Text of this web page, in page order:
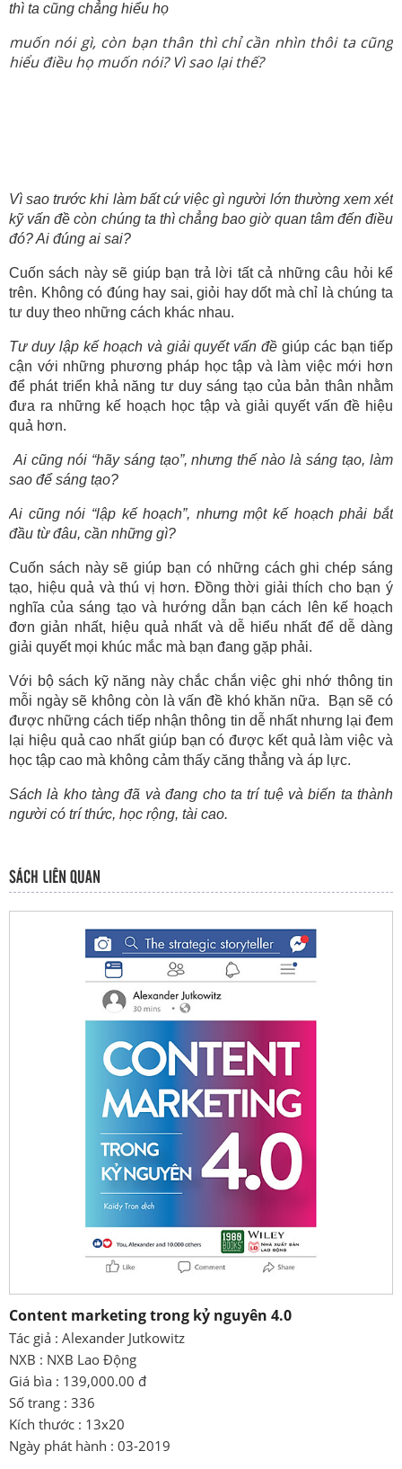
thì ta cũng chẳng hiểu họ
muốn nói gì, còn bạn thân thì chỉ cần nhìn thôi ta cũng
hiểu điều họ muốn nói? Vì sao lại thế?
Vì sao trước khi làm bất cứ việc gì người lớn thường xem xét
kỹ vấn đề còn chúng ta thì chẳng bao giờ quan tâm đến điều
đó? Ai đúng ai sai?
Cuốn sách này sẽ giúp bạn trả lời tất cả những câu hỏi kể
trên. Không có đúng hay sai, giỏi hay dốt mà chỉ là chúng ta
tư duy theo những cách khác nhau.
Tư duy lập kế hoạch và giải quyết vấn đềgiúp các bạn tiếp
cận với những phương pháp học tập và làm việc mới hơn
để phát triển khả năng tư duy sáng tạo của bản thân nhằm
đưa ra những kế hoạch học tập và giải quyết vấn đề hiệu
quả hơn.
Ai cũng nói “hãy sáng tạo”, nhưng thế nào là sáng tạo, làm
sao để sáng tạo?
Ai cũng nói “lập kế hoạch”, nhưng một kế hoạch phải bắt
đầu từ đâu, cần những gì?
Cuốn sách này sẽ giúp bạn có những cách ghi chép sáng
tạo, hiệu quả và thú vị hơn. Đồng thời giải thích cho bạn ý
nghĩa của sáng tạo và hướng dẫn bạn cách lên kế hoạch
đơn giản nhất, hiệu quả nhất và dễ hiểu nhất để dễ dàng
giải quyết mọi khúc mắc mà bạn đang gặp phải.
Với bộ sách kỹ năng này chắc chắn việc ghi nhớ thông tin
mỗi ngày sẽ không còn là vấn đề khó khăn nữa. Bạn sẽ có
được những cách tiếp nhận thông tin dễ nhất nhưng lại đem
lại hiệu quả cao nhất giúp bạn có được kết quả làm việc và
học tập cao mà không cảm thấy căng thẳng và áp lực.
Sách là kho tàng đã và đang cho ta trí tuệ và biến ta thành
người có trí thức, học rộng, tài cao.
SÁCH LIÊN QUAN
Content marketing trong kỷ nguyên 4.0
Tác giả : Alexander Jutkowitz
NXB : NXB Lao Động
Giá bìa : 139,000.00 đ
Số trang : 336
Kích thước : 13x20
Ngày phát hành : 03-2019